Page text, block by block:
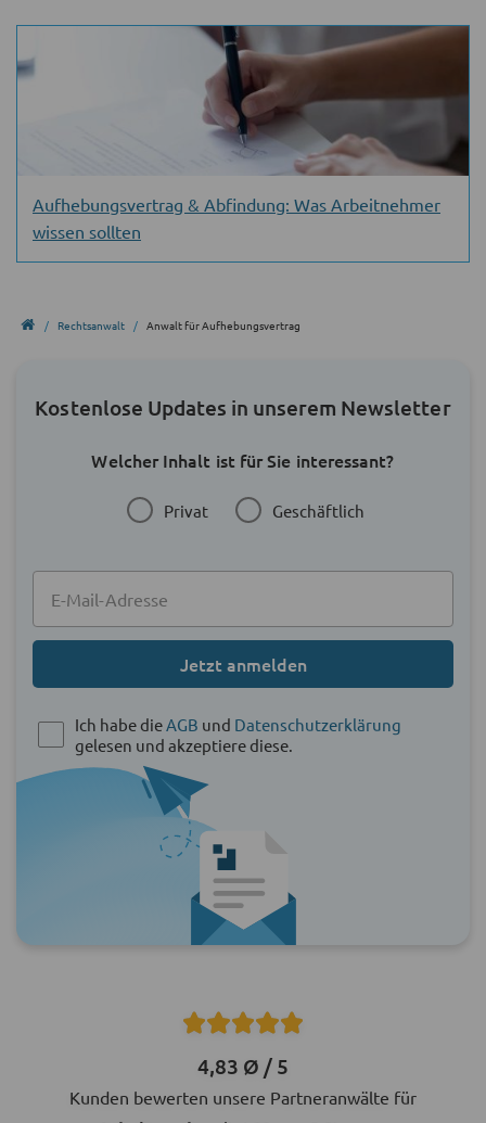
Aufhebungs­vertrag & Abfindung: Was Arbeit­nehmer
wissen sollten
Rechtsanwalt Anwalt für Aufhebungsvertrag
Kostenlose Updates in unserem Newsletter
Welcher Inhalt ist für Sie interessant?
Privat Geschäftlich
Jetzt anmelden
Ich habe dieAGB und Datenschutzerklärung
gelesen und akzeptiere diese.
4,83 Ø / 5
Kunden bewerten unsere Partneranwälte für